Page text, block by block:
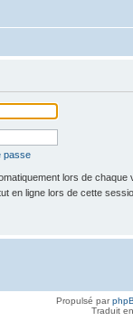
passe
lors de chaque
en ligne lors de cette
Propulsé par
Traduit